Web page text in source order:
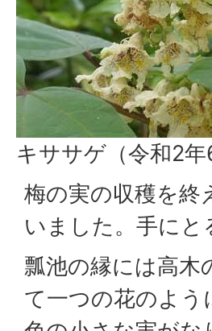
キササゲ（令和2年
梅の実の収穫を終
いました。手に
瓢池の縁には高木
て一つの花のよ